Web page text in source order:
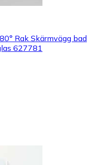
Rak Skärmvägg bad
627781